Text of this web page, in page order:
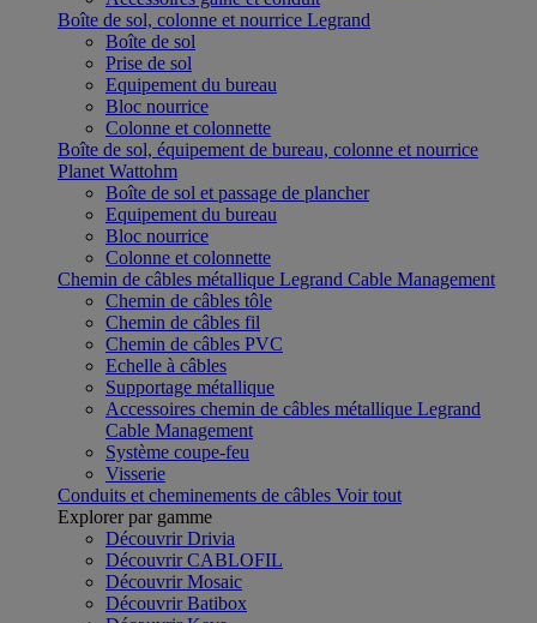
Boîte de sol, colonne et nourrice Legrand
Boîte de sol
Prise de sol
Equipement du bureau
Bloc nourrice
Colonne et colonnette
Boîte de sol, équipement de bureau, colonne et nourrice
Planet Wattohm
Boîte de sol et passage de plancher
Equipement du bureau
Bloc nourrice
Colonne et colonnette
Chemin de câbles métallique Legrand Cable Management
Chemin de câbles tôle
Chemin de câbles fil
Chemin de câbles PVC
Echelle à câbles
Supportage métallique
Accessoires chemin de câbles métallique Legrand
Cable Management
Système coupe-feu
Visserie
Conduits et cheminements de câbles Voir tout
Explorer par gamme
Découvrir Drivia
Découvrir CABLOFIL
Découvrir Mosaic
Découvrir Batibox